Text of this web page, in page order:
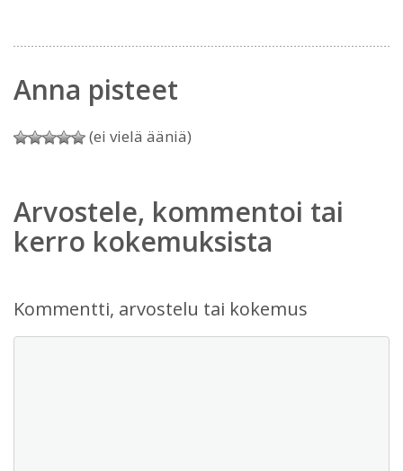
Anna pisteet
(ei vielä ääniä)
Arvostele, kommentoi tai
kerro kokemuksista
Kommentti, arvostelu tai kokemus